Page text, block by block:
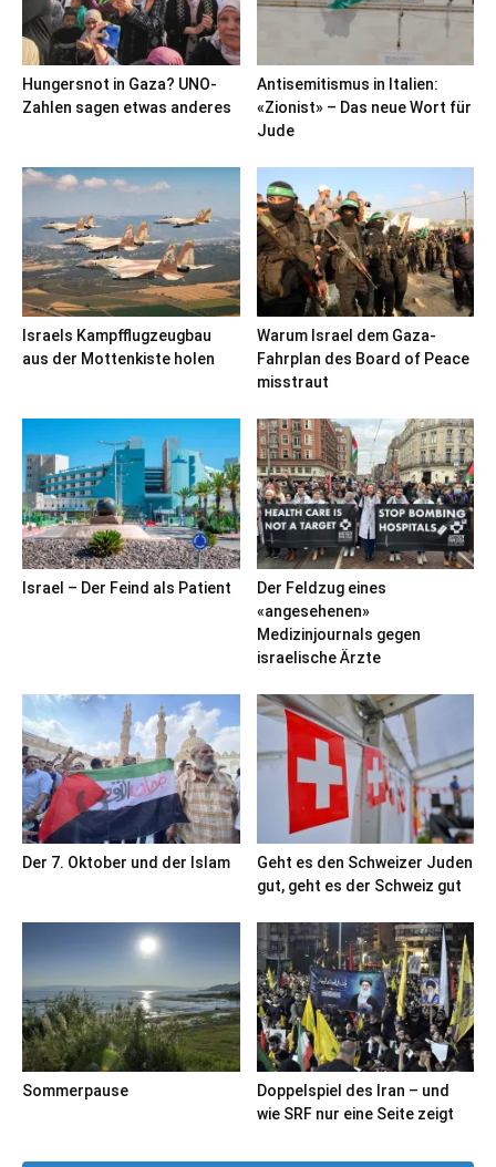
Hungersnot in Gaza? UNO-
Zahlen sagen etwas anderes
Antisemitismus in Italien:
«Zionist» – Das neue Wort für
Jude
Israels Kampfflugzeugbau
aus der Mottenkiste holen
Warum Israel dem Gaza-
Fahrplan des Board of Peace
misstraut
Israel – Der Feind als Patient
Der Feldzug eines
«angesehenen»
Medizinjournals gegen
israelische Ärzte
Der 7. Oktober und der Islam
Geht es den Schweizer Juden
gut, geht es der Schweiz gut
Sommerpause
Doppelspiel des Iran – und
wie SRF nur eine Seite zeigt